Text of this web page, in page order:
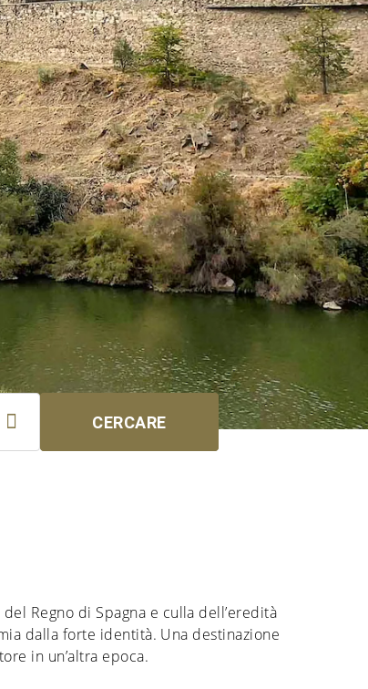
 CERCARE
Regno di Spagna e culla dell’eredità
dalla forte identità. Una destinazione
in un’altra epoca.